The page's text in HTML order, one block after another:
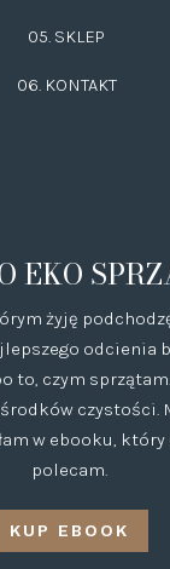
05. SKLEP
06. KONTAKT
EKO
żyję
odcienia
to, czym
czystości.
w ebooku, który
polecam.
KUP EBOOK